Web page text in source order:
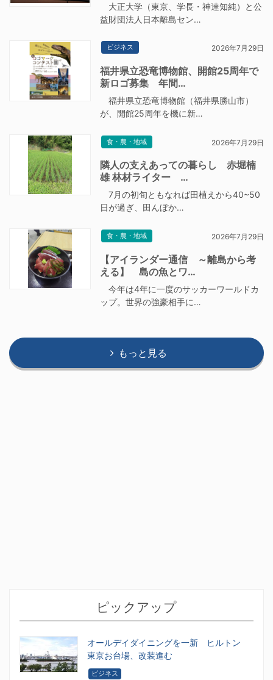
大正大学（東京、学長・神達知純）と公
益財団法人日本離島セン…
ビジネス 2026年7月29日
福井県立恐竜博物館、開館25周年で
新ロゴ募集 年間…
福井県立恐竜博物館（福井県勝山市）
が、開館25周年を機に新…
食・農・地域 2026年7月29日
隣人の支えあっての暮らし 赤堀楠
雄 林材ライター …
7月の初旬ともなれば田植えから40~50
日が過ぎ、田んぼか…
食・農・地域 2026年7月29日
【アイランダー通信 ～離島から考
える】 島の魚とワ…
今年は4年に一度のサッカーワールドカ
ップ。世界の強豪相手に…
もっと見る
ピックアップ
オールデイダイニングを一新 ヒルトン
東京お台場、改装進む
ビジネス